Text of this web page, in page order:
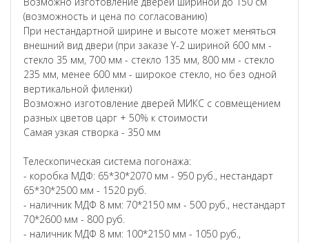
(возможность и цена по согласованию)
При нестандартной ширине и высоте может меняться
внешний вид двери (при заказе Y-2 шириной 600 мм -
стекло 35 мм, 700 мм - стекло 135 мм, 800 мм - стекло
235 мм, менее 600 мм - широкое стекло, но без одной
вертикальной филенки)
Возможно изготовление дверей МИКС с совмещением
разных цветов царг + 50% к стоимости
Самая узкая створка - 350 мм
Телескопическая система погонажа:
- коробка МДФ: 65*30*2070 мм - 950 руб., нестандарт
65*30*2500 мм - 1520 руб.
- наличник МДФ 8 мм: 70*2150 мм - 500 руб., нестандарт
70*2600 мм - 800 руб.
- наличник МДФ 8 мм: 100*2150 мм - 1050 руб.,